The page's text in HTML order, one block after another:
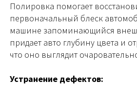
Полировка помогает
первоначальный блеск
машине запоминающийся
придает авто глубину цвета и
что оно выглядит
Устранение дефектов: